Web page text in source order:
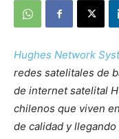
Hughes Network
redes satelitales de
de internet satelital
chilenos que viven
de calidad y